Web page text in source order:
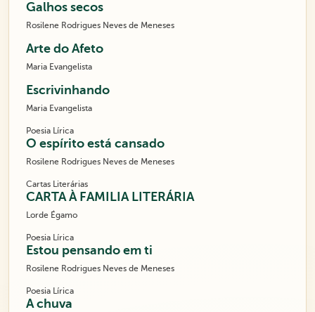
Galhos secos
Rosilene Rodrigues Neves de Meneses
Arte do Afeto
Maria Evangelista
Escrivinhando
Maria Evangelista
Poesia Lírica
O espírito está cansado
Rosilene Rodrigues Neves de Meneses
Cartas Literárias
CARTA À FAMILIA LITERÁRIA
Lorde Égamo
Poesia Lírica
Estou pensando em ti
Rosilene Rodrigues Neves de Meneses
Poesia Lírica
A chuva